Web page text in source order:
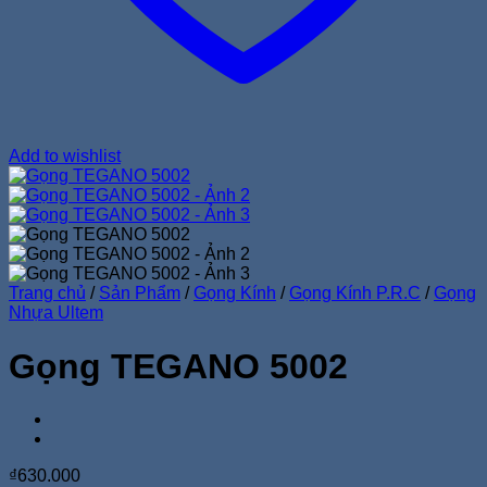
Add to wishlist
Trang chủ / Sản Phẩm / Gọng Kính / Gọng Kính P.R.C / Gọng
Nhựa Ultem
Gọng TEGANO 5002
₫630.000